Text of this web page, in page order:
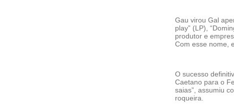
Gau virou Gal
play” (LP),
produtor e
Com esse nome,
O sucesso
Caetano para o
saias”, assumiu
roqueira.